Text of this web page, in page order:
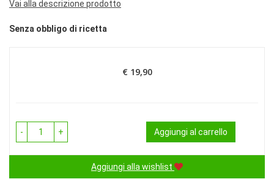
Vai alla descrizione prodotto
Senza obbligo di ricetta
Prezzo
€ 19,90
- + Aggiungi al carrello
Aggiungi alla wishlist